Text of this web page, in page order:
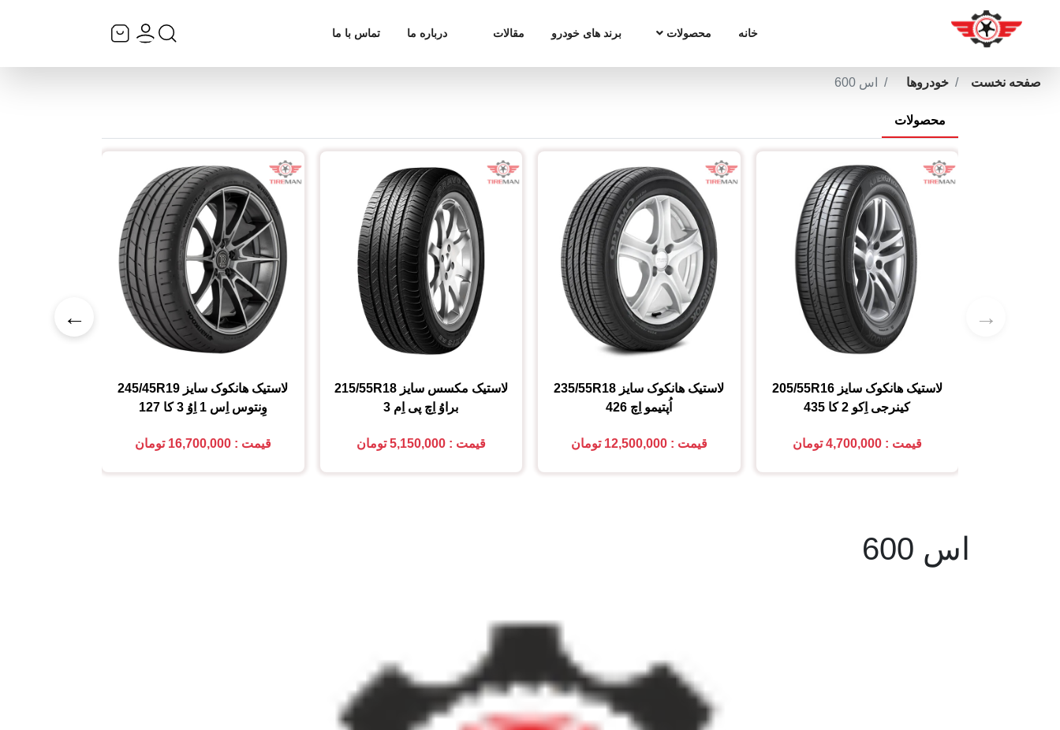
خانه محصولات برند های خودرو مقالات درباره ما تماس با ما
صفحه نخست خودروها اس 600
محصولات
→
←
لاستیک هانکوک سایز 205/55R16
کینرجی اِکو 2 کا 435
قیمت : 4,700,000 تومان
لاستیک هانکوک سایز 235/55R18
اُپتیمو اِچ 426
قیمت : 12,500,000 تومان
لاستیک مکسس سایز 215/55R18
براوُ اِچ پی اِم 3
قیمت : 5,150,000 تومان
لاستیک هانکوک سایز 245/45R19
وِنتوس اِس 1 اِوُ 3 کا 127
قیمت : 16,700,000 تومان
اس 600